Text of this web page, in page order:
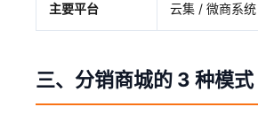
主要平台 云集 / 微商系统
三、分销商城的 3 种模式